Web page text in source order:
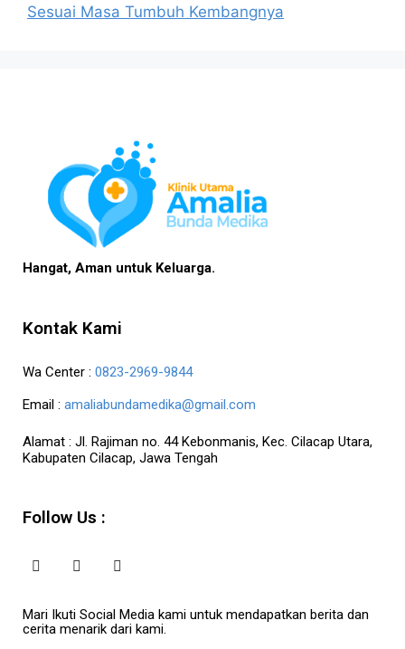
Sesuai Masa Tumbuh Kembangnya
Hangat, Aman untuk Keluarga.
Kontak Kami
Wa Center : 0823-2969-9844
Email : amaliabundamedika@gmail.com
Alamat : Jl. Rajiman no. 44 Kebonmanis, Kec. Cilacap Utara,
Kabupaten Cilacap, Jawa Tengah
Follow Us :
Mari Ikuti Social Media kami untuk mendapatkan berita dan
cerita menarik dari kami.